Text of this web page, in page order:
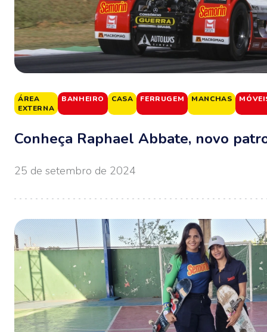
ÁREA
EXTERNA
BANHEIRO CASA FERRUGEM MANCHAS
Conheça Raphael Abbate, novo
25 de setembro de 2024